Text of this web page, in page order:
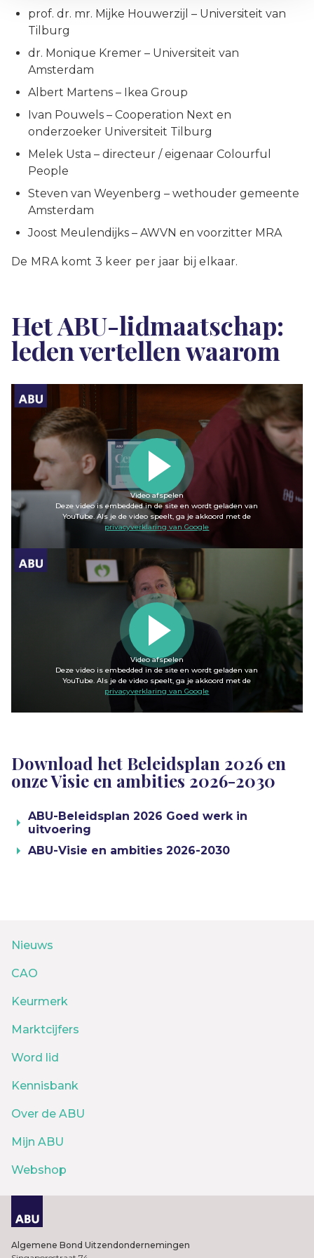
prof. dr. mr. Mijke Houwerzijl – Universiteit van
Tilburg
dr. Monique Kremer – Universiteit van
Amsterdam
Albert Martens – Ikea Group
Ivan Pouwels – Cooperation Next en
onderzoeker Universiteit Tilburg
Melek Usta – directeur / eigenaar Colourful
People
Steven van Weyenberg – wethouder gemeente
Amsterdam
Joost Meulendijks – AWVN en voorzitter MRA
De MRA komt 3 keer per jaar bij elkaar.
Het ABU-lidmaatschap:
leden vertellen waarom
Video afspelen
Deze video is embedded in de site en wordt geladen van
YouTube. Als je de video speelt, ga je akkoord met de
privacyverklaring van Google
Video afspelen
Deze video is embedded in de site en wordt geladen van
YouTube. Als je de video speelt, ga je akkoord met de
privacyverklaring van Google
Download het Beleidsplan 2026 en
onze Visie en ambities 2026-2030
ABU-Beleidsplan 2026 Goed werk in
uitvoering
ABU-Visie en ambities 2026-2030
Nieuws
CAO
Keurmerk
Marktcijfers
Word lid
Kennisbank
Over de ABU
Mijn ABU
Webshop
Algemene Bond Uitzendondernemingen